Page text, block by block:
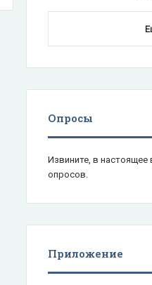
Опросы
Извините, в настоящее
опросов.
Приложение